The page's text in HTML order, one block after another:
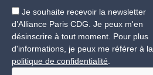
Je souhaite recevoir la newsletter
d’Alliance Paris CDG. Je peux m'en
désinscrire à tout moment. Pour plus
d'informations, je peux me référer à la
politique de confidentialité